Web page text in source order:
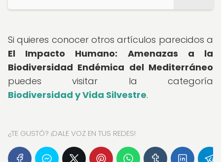
Si quieres conocer otros artículos parecidos a
El Impacto Humano: Amenazas a la
Biodiversidad Endémica del Mediterráneo
puedes visitar la categoría
Biodiversidad y Vida Silvestre.
¿TE GUSTÓ? ¡DALE VOZ EN TUS REDES!